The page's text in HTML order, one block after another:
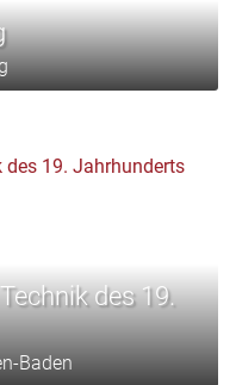
des 19.
Baden